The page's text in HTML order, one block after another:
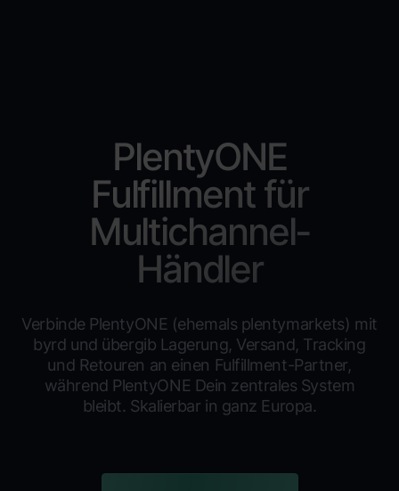
PlentyONE
Fulfillment für
Multichannel-
Händler
Verbinde PlentyONE (ehemals plentymarkets) mit
byrd und übergib Lagerung, Versand, Tracking
und Retouren an einen Fulfillment-Partner,
während PlentyONE Dein zentrales System
bleibt. Skalierbar in ganz Europa.